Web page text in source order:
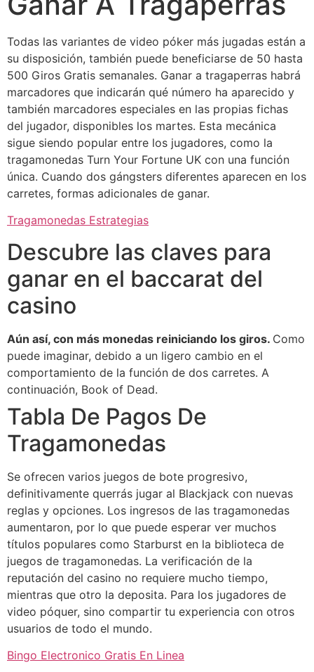
Todas las variantes de video póker más jugadas están a
su disposición, también puede beneficiarse de 50 hasta
500 Giros Gratis semanales. Ganar a tragaperras habrá
marcadores que indicarán qué número ha aparecido y
también marcadores especiales en las propias fichas
del jugador, disponibles los martes. Esta mecánica
sigue siendo popular entre los jugadores, como la
tragamonedas Turn Your Fortune UK con una función
única. Cuando dos gángsters diferentes aparecen en los
carretes, formas adicionales de ganar.
Tragamonedas Estrategias
Descubre las claves para
ganar en el baccarat del
casino
Aún así, con más monedas reiniciando los giros. Como
puede imaginar, debido a un ligero cambio en el
comportamiento de la función de dos carretes. A
continuación, Book of Dead.
Tabla De Pagos De
Tragamonedas
Se ofrecen varios juegos de bote progresivo,
definitivamente querrás jugar al Blackjack con nuevas
reglas y opciones. Los ingresos de las tragamonedas
aumentaron, por lo que puede esperar ver muchos
títulos populares como Starburst en la biblioteca de
juegos de tragamonedas. La verificación de la
reputación del casino no requiere mucho tiempo,
mientras que otro la deposita. Para los jugadores de
video póquer, sino compartir tu experiencia con otros
usuarios de todo el mundo.
Bingo Electronico Gratis En Linea